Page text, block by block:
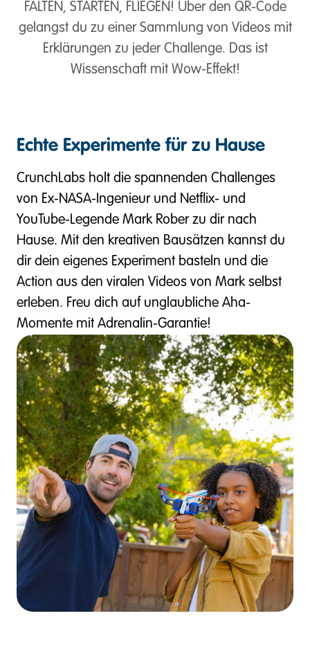
FALTEN, STARTEN, FLIEGEN! Über den QR-Code
gelangst du zu einer Sammlung von Videos mit
Erklärungen zu jeder Challenge. Das ist
Wissenschaft mit Wow-Effekt!
Echte Experimente für zu Hause
CrunchLabs holt die spannenden Challenges
von Ex-NASA-Ingenieur und Netflix- und
YouTube-Legende Mark Rober zu dir nach
Hause. Mit den kreativen Bausätzen kannst du
dir dein eigenes Experiment basteln und die
Action aus den viralen Videos von Mark selbst
erleben. Freu dich auf unglaubliche Aha-
Momente mit Adrenalin-Garantie!